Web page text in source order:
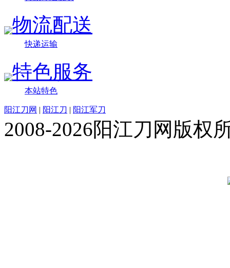
物流配送
快递运输
特色服务
本站特色
阳江刀网 | 阳江刀 | 阳江军刀
2008-2026阳江刀网版权